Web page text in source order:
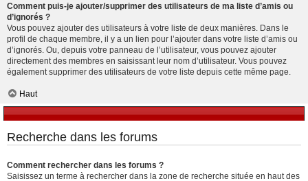
Comment puis-je ajouter/supprimer des utilisateurs de ma liste d’amis ou
d’ignorés ?
Vous pouvez ajouter des utilisateurs à votre liste de deux manières. Dans le
profil de chaque membre, il y a un lien pour l’ajouter dans votre liste d’amis ou
d’ignorés. Ou, depuis votre panneau de l’utilisateur, vous pouvez ajouter
directement des membres en saisissant leur nom d’utilisateur. Vous pouvez
également supprimer des utilisateurs de votre liste depuis cette même page.
Haut
Recherche dans les forums
Comment rechercher dans les forums ?
Saisissez un terme à rechercher dans la zone de recherche située en haut des